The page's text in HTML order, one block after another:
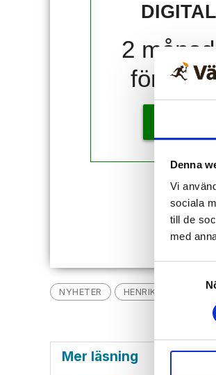
Denna
Vi
sociala
till de
med
Samtyckesval
DIGITAL
2
för 10
NYHETER HENRIK JÖNSSON
Mer läsning